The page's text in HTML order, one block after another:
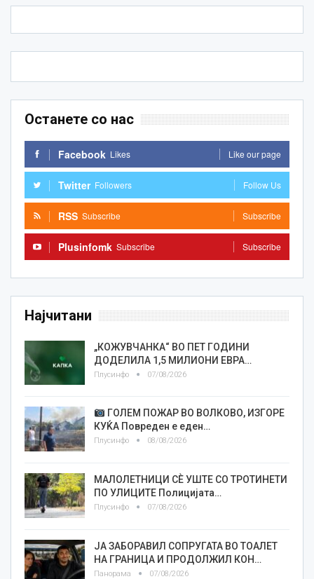
Останете со нас
Facebook Likes Like our page
Twitter Followers Follow Us
RSS Subscribe Subscribe
Plusinfomk Subscribe Subscribe
Најчитани
„КОЖУВЧАНКА“ ВО ПЕТ ГОДИНИ
ДОДЕЛИЛА 1,5 МИЛИОНИ ЕВРА…
Плусинфо 07/08/2026
ГОЛЕМ ПОЖАР ВО ВОЛКОВО, ИЗГОРЕ
КУЌА Повреден е еден…
Плусинфо 08/08/2026
МАЛОЛЕТНИЦИ СÈ УШТЕ СО ТРОТИНЕТИ
ПО УЛИЦИТЕ Полицијата…
Плусинфо 07/08/2026
ЈА ЗАБОРАВИЛ СОПРУГАТА ВО ТОАЛЕТ
НА ГРАНИЦА И ПРОДОЛЖИЛ КОН…
Панорама 07/08/2026